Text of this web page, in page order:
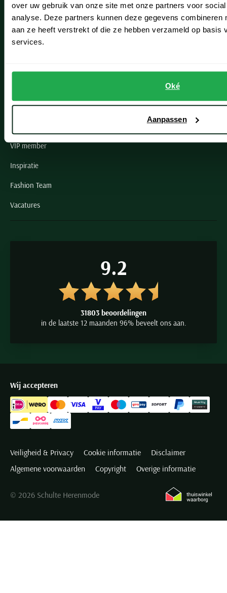
over uw gebruik van onze site met onze partners voor
analyse. Deze partners kunnen deze gegevens combineren
aan ze heeft verstrekt of die ze hebben verzameld op basis
services.
Oké
Aanpassen
Noordwijk
Oegstgeest
Grote maten herenkleding
VIP member
Inspiratie
Fashion Team
Vacatures
9.2
31803 beoordelingen
in de laatste 12 maanden 96% beveelt ons aan.
Wij accepteren
Veiligheid & Privacy Cookie informatie
Disclaimer
Algemene voorwaarden
Copyright Overige informatie
© 2026 Schulte Herenmode